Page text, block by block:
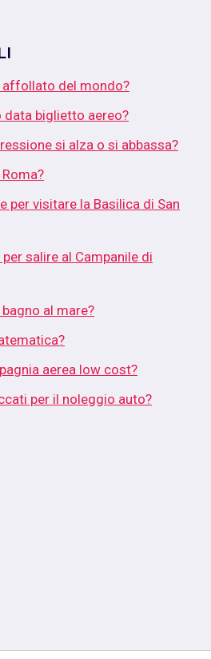
affollato del mondo?
biglietto aereo?
si alza o si abbassa?
per visitare la Basilica di San
salire al Campanile di
al mare?
aerea low cost?
per il noleggio auto?